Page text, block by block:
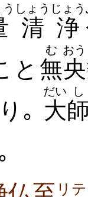
清浄
しょうじょう
と 無
む お
｡ 大
だい し
リテ